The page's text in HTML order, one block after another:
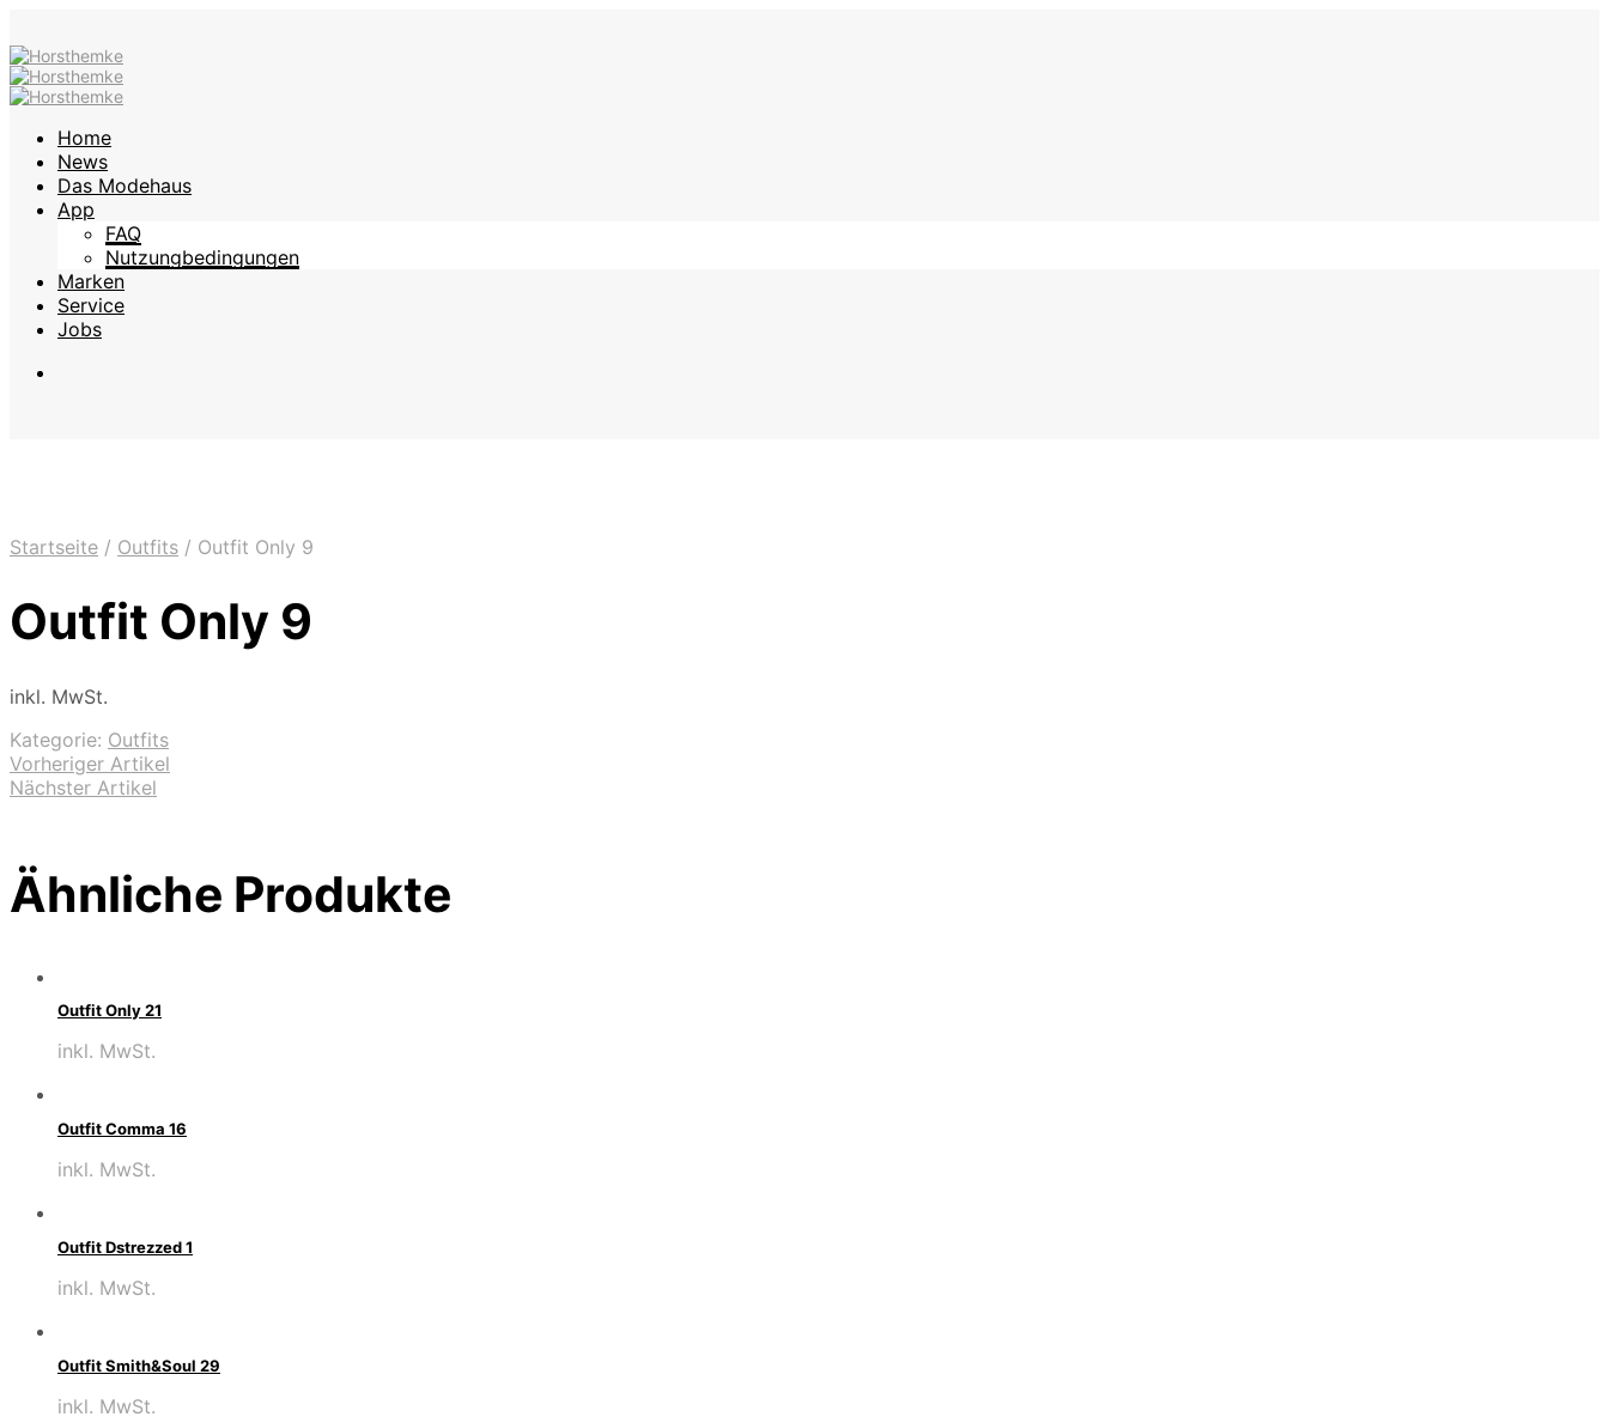
Home
News
Das Modehaus
App
FAQ
Nutzungbedingungen
Marken
Service
Jobs
Startseite / Outfits / Outfit Only 9
Outfit Only 9
inkl. MwSt.
Kategorie: Outfits
Vorheriger Artikel
Nächster Artikel
Ähnliche Produkte
Outfit Only 21
inkl. MwSt.
Outfit Comma 16
inkl. MwSt.
Outfit Dstrezzed 1
inkl. MwSt.
Outfit Smith&Soul 29
inkl. MwSt.